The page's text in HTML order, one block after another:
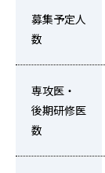
募集予定人
数
専攻医・
後期研修医
数